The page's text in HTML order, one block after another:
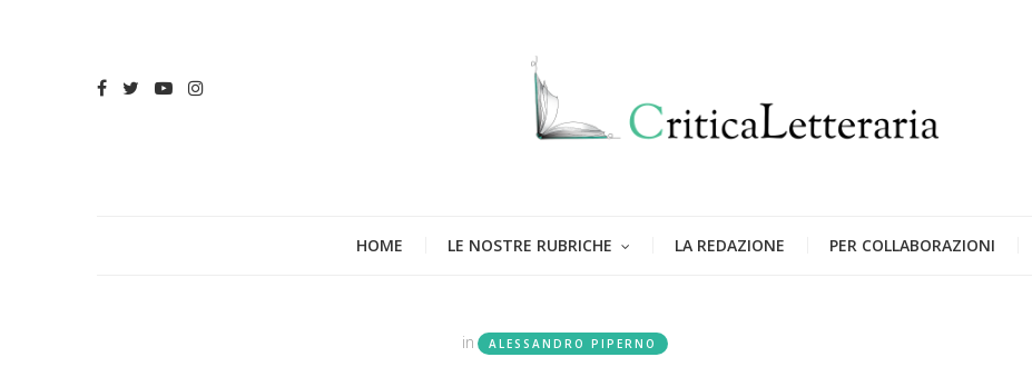
HOME LE NOSTRE RUBRICHE LA REDAZIONE PER COLLABORAZIONI
in ALESSANDRO PIPERNO